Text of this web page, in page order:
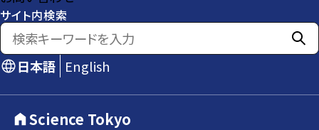
サイト内検索
日本語 English
Science Tokyo